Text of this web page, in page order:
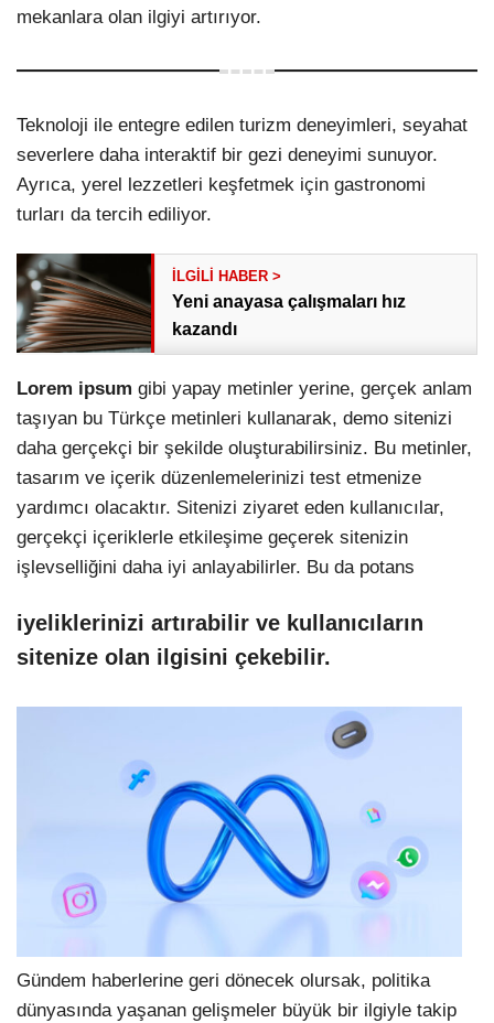
mekanlara olan ilgiyi artırıyor.
Teknoloji ile entegre edilen turizm deneyimleri, seyahat
severlere daha interaktif bir gezi deneyimi sunuyor.
Ayrıca, yerel lezzetleri keşfetmek için gastronomi
turları da tercih ediliyor.
Yeni anayasa çalışmaları hız
kazandı
Lorem ipsum gibi yapay metinler yerine, gerçek anlam
taşıyan bu Türkçe metinleri kullanarak, demo sitenizi
daha gerçekçi bir şekilde oluşturabilirsiniz. Bu metinler,
tasarım ve içerik düzenlemelerinizi test etmenize
yardımcı olacaktır. Sitenizi ziyaret eden kullanıcılar,
gerçekçi içeriklerle etkileşime geçerek sitenizin
işlevselliğini daha iyi anlayabilirler. Bu da potans
iyeliklerinizi artırabilir ve kullanıcıların
sitenize olan ilgisini çekebilir.
Gündem haberlerine geri dönecek olursak, politika
dünyasında yaşanan gelişmeler büyük bir ilgiyle takip